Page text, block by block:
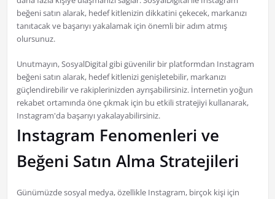
beğeni satın alarak, hedef kitlenizin dikkatini çekecek, markanızı
tanıtacak ve başarıyı yakalamak için önemli bir adım atmış
olursunuz.
Unutmayın, SosyalDigital gibi güvenilir bir platformdan Instagram
beğeni satın alarak, hedef kitlenizi genişletebilir, markanızı
güçlendirebilir ve rakiplerinizden ayrışabilirsiniz. İnternetin yoğun
rekabet ortamında öne çıkmak için bu etkili stratejiyi kullanarak,
Instagram'da başarıyı yakalayabilirsiniz.
Instagram Fenomenleri ve
Beğeni Satın Alma Stratejileri
Günümüzde sosyal medya, özellikle Instagram, birçok kişi için